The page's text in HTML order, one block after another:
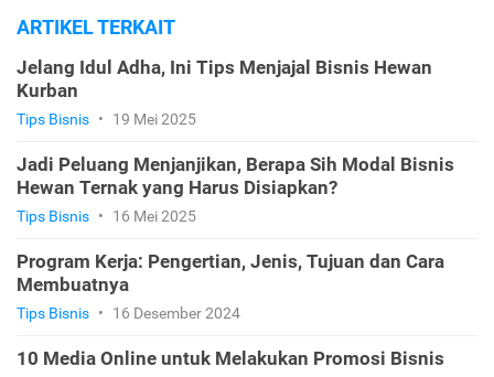
ARTIKEL TERKAIT
Jelang Idul Adha, Ini Tips Menjajal Bisnis Hewan
Kurban
Tips Bisnis • 19 Mei 2025
Jadi Peluang Menjanjikan, Berapa Sih Modal Bisnis
Hewan Ternak yang Harus Disiapkan?
Tips Bisnis • 16 Mei 2025
Program Kerja: Pengertian, Jenis, Tujuan dan Cara
Membuatnya
Tips Bisnis • 16 Desember 2024
10 Media Online untuk Melakukan Promosi Bisnis